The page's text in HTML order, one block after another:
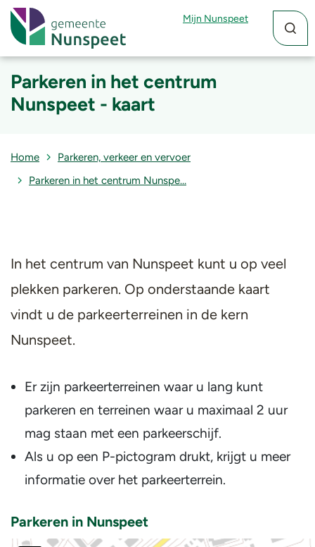
Mijn Nunspeet
Parkeren in het centrum
Nunspeet - kaart
Home
Parkeren, verkeer en vervoer
Parkeren in het centrum Nunspe…
In het centrum van Nunspeet kunt u op veel
plekken parkeren. Op onderstaande kaart
vindt u de parkeerterreinen in de kern
Nunspeet.
Er zijn parkeerterreinen waar u lang kunt
parkeren en terreinen waar u maximaal 2 uur
mag staan met een parkeerschijf.
Als u op een P-pictogram drukt, krijgt u meer
informatie over het parkeerterrein.
Parkeren in Nunspeet